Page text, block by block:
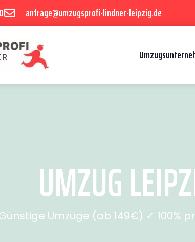
anfrage@umzugsprofi-lindner-leipzig.de
UMZUG
Umzüge (ab 149€) ✓ 100%